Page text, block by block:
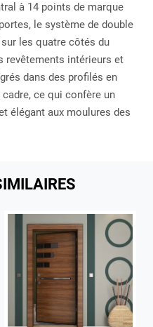
à 14 points de marque
le système de double
les quatre côtés du
revêtements intérieurs et
dans des profilés en
ce qui confère un
élégant aux moulures des